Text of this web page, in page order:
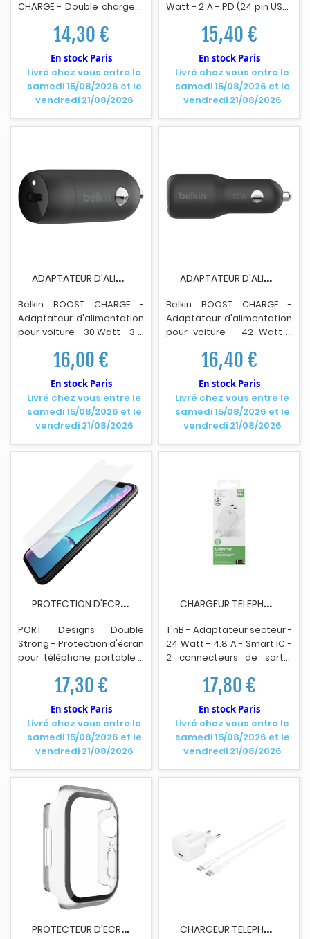
CHARGE - Double chargeur
connecteurs de sort
Livré chez vous entre le
samedi 15/08/2026 et le
vendredi 21/08/2026
14,30 €
En stock Paris
Watt - 2 A - PD (24 pin USB-
Livré chez vous entre le
samedi 15/08/2026 et le
vendredi 21/08/2026
15,40 €
En stock Paris
A
DAPTATEUR D'ALIMENTATION VOITURE BELKIN...
Belkin BOOST CHARGE -
Adaptateur d'alimentation
pour voiture - 30 Watt - 3 A
C) - noir
Livré chez vous entre le
samedi 15/08/2026 et le
vendredi 21/08/2026
16,00 €
En stock Paris
A
DAPTATEUR D'ALIMENTATION VOITURE BELKIN BOOST...
Belkin BOOST CHARGE -
Adaptateur d'alimentation
pour voiture - 42 Watt -
connecteurs de sortie
n USB-C)
Livré chez vous entre le
samedi 15/08/2026 et le
vendredi 21/08/2026
16,40 €
En stock Paris
P
ROTECTION D'ECRAN TELEPHONE PORT DESIGNS VERRE...
PORT Designs Double
Strong - Protection d'écran
pour téléphone portable -
Phone XR
Livré chez vous entre le
samedi 15/08/2026 et le
vendredi 21/08/2026
17,30 €
En stock Paris
C
HARGEUR TELEPHONE TNB 4.8A MAINS 2 USB CHARGER...
T'nB - Adaptateur secteur -
24 Watt - 4.8 A - Smart IC -
2 connecteurs de sortie
Livré chez vous entre le
samedi 15/08/2026 et le
vendredi 21/08/2026
17,80 €
En stock Paris
P
ROTECTEUR D'ECRAN BELKIN SCREENFORCE 40MM POUR... C
HARGEUR TELEPHONE BELKIN 25W USB PD WALL...